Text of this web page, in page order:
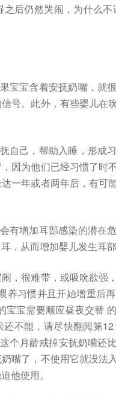
后仍然哭闹，为什么
宝宝含着安抚奶嘴，就
号。此外，有些婴儿在
自己，帮助入睡，形成
因为他们已经习惯了时
一年或者两年后，有可
有增加耳部感染的潜在
，从而增加婴儿发生耳部
，很难带，或吸吮欲强
养习惯并且开始增重后
宝需要顺应昼夜交替
还不能，请尽快翻阅第
个月龄戒掉安抚奶嘴还
嘴了，不使用它就没法
他使用。